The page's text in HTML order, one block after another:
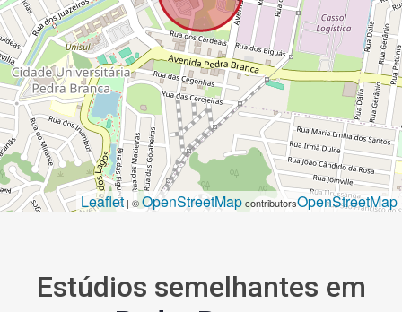
Leaflet | ©OpenStreetMapcontributorsOpenStreetMap
Estúdios semelhantes em